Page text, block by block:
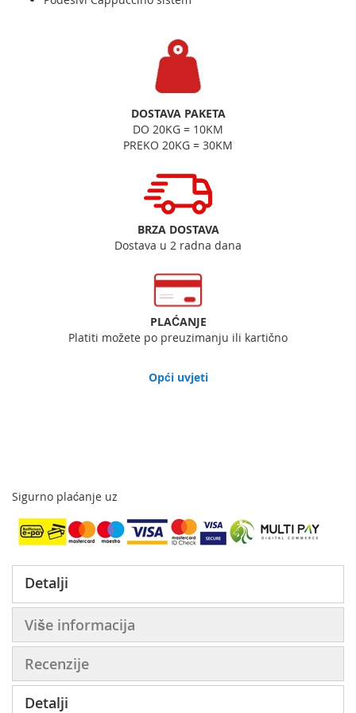
DOSTAVA PAKETA
DO 20KG = 10KM
PREKO 20KG = 30KM
BRZA DOSTAVA
Dostava u 2 radna dana
PLAĆANJE
Platiti možete po preuzimanju ili kartično
Opći uvjeti
Sigurno plaćanje uz
Detalji
Više informacija
Recenzije
Detalji